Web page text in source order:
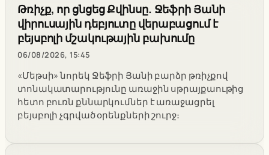
Թռիչք, որ ցնցեց Քվինսը. Ջեֆրի Յանի
վիրուսային դեբյուտը վերաբացում է
բեյսբոլի մշակութային բախումը
06/08/2026, 15:45
«Մեթսի» նորեկ Ջեֆրի Յանի բարձր թռիչքով
տոնակատարությունը առաջին սթրայքաութից
հետո բուռն քննարկումներ է առաջացրել
բեյսբոլի չգրված օրենքների շուրջ։